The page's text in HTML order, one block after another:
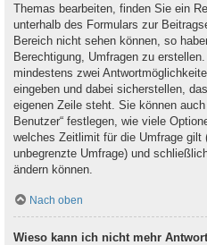
Themas bearbeiten, finden Sie ein
unterhalb des Formulars zur
Bereich nicht sehen können, so
Berechtigung, Umfragen zu
mindestens zwei
eingeben und dabei sicherstellen,
eigenen Zeile steht. Sie können
Benutzer“ festlegen, wie viele
welches Zeitlimit für die Umfrage gilt
unbegrenzte Umfrage) und
ändern können.
Nach oben
Wieso kann ich nicht mehr